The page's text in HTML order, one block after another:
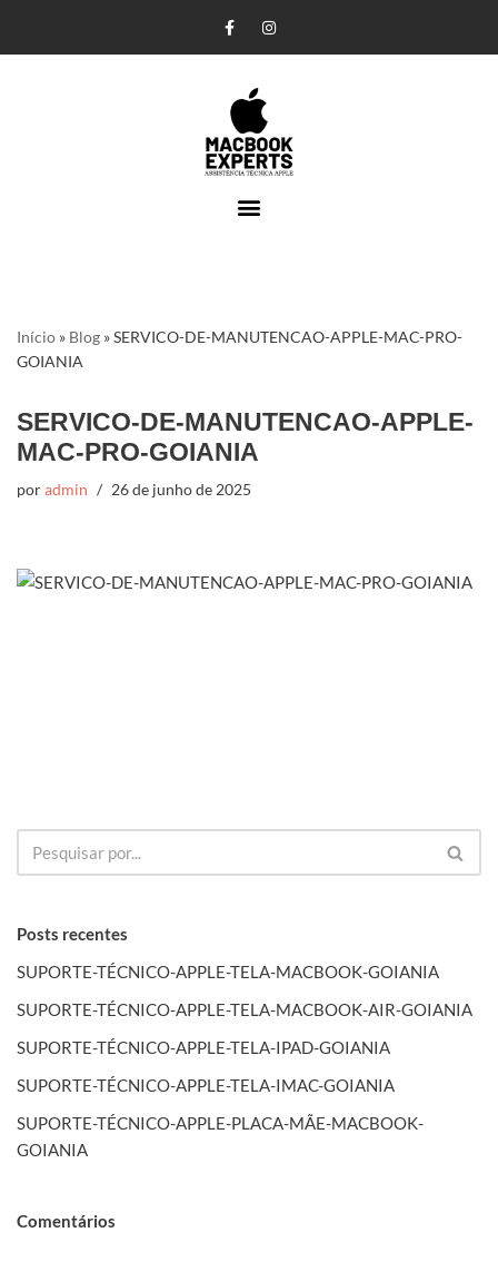
Pular
Início » Blog »SERVICO-DE-MANUTENCAO-APPLE-MAC-PRO-
GOIANIA
SERVICO-DE-MANUTENCAO-APPLE-
MAC-PRO-GOIANIA
poradmin 26 de junho de 2025
Posts recentes
SUPORTE-TÉCNICO-APPLE-TELA-MACBOOK-GOIANIA
SUPORTE-TÉCNICO-APPLE-TELA-MACBOOK-AIR-GOIANIA
SUPORTE-TÉCNICO-APPLE-TELA-IPAD-GOIANIA
SUPORTE-TÉCNICO-APPLE-TELA-IMAC-GOIANIA
SUPORTE-TÉCNICO-APPLE-PLACA-MÃE-MACBOOK-
GOIANIA
Comentários